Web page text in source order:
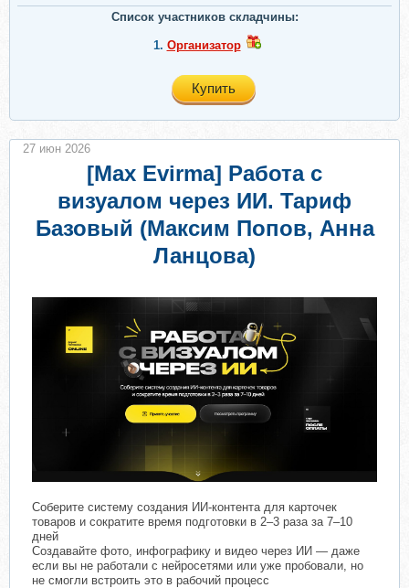
Список участников складчины:
1. Организатор
Купить
[Max Evirma] Работа с
визуалом через ИИ. Тариф
Базовый (Максим Попов, Анна
Ланцова)
Соберите систему создания ИИ-контента для карточек
товаров и сократите время подготовки в 2–3 раза за 7–10
дней
Создавайте фото, инфографику и видео через ИИ — даже
если вы не работали с нейросетями или уже пробовали, но
не смогли встроить это в рабочий процесс
27 июн 2026